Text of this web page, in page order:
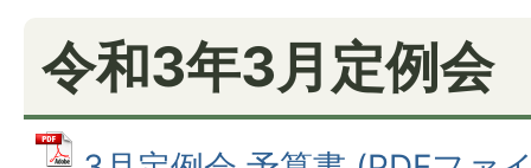
令和3年3月定例会